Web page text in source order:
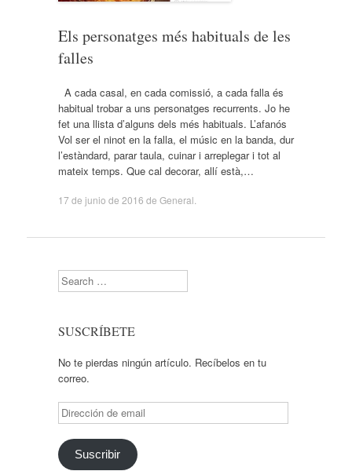
Els personatges més habituals de les
falles
A cada casal, en cada comissió, a cada falla és
habitual trobar a uns personatges recurrents. Jo he
fet una llista d’alguns dels més habituals. L’afanós
Vol ser el ninot en la falla, el músic en la banda, dur
l’estàndard, parar taula, cuinar i arreplegar i tot al
mateix temps. Que cal decorar, allí està,…
17 de junio de 2016 de General
Search
SUSCRÍBETE
No te pierdas ningún artículo. Recíbelos en tu
correo.
Dirección
de
email
Suscribir